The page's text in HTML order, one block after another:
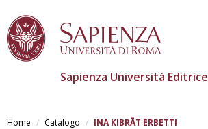
Sapienza Università Editrice
Home Catalogo INA KIBRĀT ERBETTI